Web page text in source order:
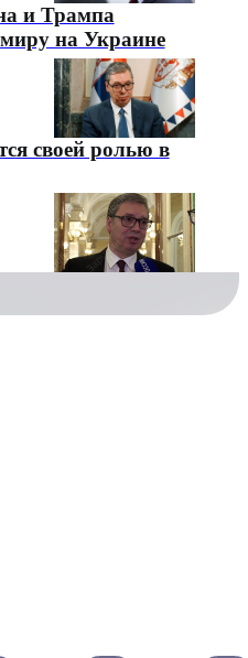
и Трампа
на Украине
своей ролью в